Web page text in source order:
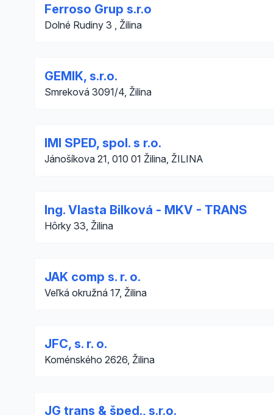
Ferroso Grup s.r.o
Dolné Rudiny 3 , Žilina
GEMIK, s.r.o.
Smreková 3091/4, Žilina
IMI SPED, spol. s r.o.
Jánošíkova 21, 010 01 Žilina, ŽILINA
Ing. Vlasta Bilková - MKV - TRANS
Hôrky 33, Žilina
JAK comp s. r. o.
Veľká okružná 17, Žilina
JFC, s. r. o.
Koménského 2626, Žilina
JG trans & šped., s.r.o.